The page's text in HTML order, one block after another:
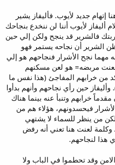
إتهام جديد لأيوب. فأليفاز يشير
أليفاز لأيوب أننا لن ننخدع بنجاحك
فالشرير قد ينجح ولكن إلي حين
الشرير أن نجاحه يستمر فهو
مهما نجح الأشرار فنجاحهم هو إلي
مربضه= هو لعن مسكنهم
من خرابهم المفاجئ (هذا نفس ما
عنه كاتب مزمور 73). وأليفاز حين رأي نجاحهم وأنهم بدأوا
خرابهم وتنبأ عنه بينما هناك
فيحسدونهم، هؤلاء هم من
من ينظر للسماء لا يشتهي
وكلمة لعنت هنا تعني أنه رفض
هذا لنجاحهم.
الامن وقد تحطموا في الباب ولا